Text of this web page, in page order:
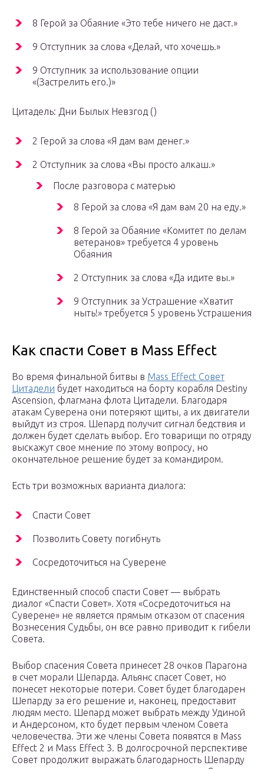
8 Герой за Обаяние «Это тебе ничего не даст.»
9 Отступник за слова «Делай, что хочешь.»
9 Отступник за использование опции
«(Застрелить его.)»
Цитадель: Дни Былых Невзгод ()
2 Герой за слова «Я дам вам денег.»
2 Отступник за слова «Вы просто алкаш.»
После разговора с матерью
8 Герой за слова «Я дам вам 20 на еду.»
8 Герой за Обаяние «Комитет по делам
ветеранов» требуется 4 уровень
Обаяния
2 Отступник за слова «Да идите вы.»
9 Отступник за Устрашение «Хватит
ныть!» требуется 5 уровень Устрашения
Как спасти Совет в Mass Effect
Во время финальной битвы в Mass Effect Совет
Цитадели будет находиться на борту корабля Destiny
Ascension, флагмана флота Цитадели. Благодаря
атакам Суверена они потеряют щиты, а их двигатели
выйдут из строя. Шепард получит сигнал бедствия и
должен будет сделать выбор. Его товарищи по отряду
выскажут свое мнение по этому вопросу, но
окончательное решение будет за командиром.
Есть три возможных варианта диалога:
Спасти Совет
Позволить Совету погибнуть
Сосредоточиться на Суверене
Единственный способ спасти Совет — выбрать
диалог «Спасти Совет». Хотя «Сосредоточиться на
Суверене» не является прямым отказом от спасения
Вознесения Судьбы, он все равно приводит к гибели
Совета.
Выбор спасения Совета принесет 28 очков Парагона
в счет морали Шепарда. Альянс спасет Совет, но
понесет некоторые потери. Совет будет благодарен
Шепарду за его решение и, наконец, предоставит
людям место. Шепард может выбрать между Удиной
и Андерсоном, кто будет первым членом Совета
человечества. Эти же члены Совета появятся в Mass
Effect 2 и Mass Effect 3. В долгосрочной перспективе
Совет продолжит выражать благодарность Шепарду